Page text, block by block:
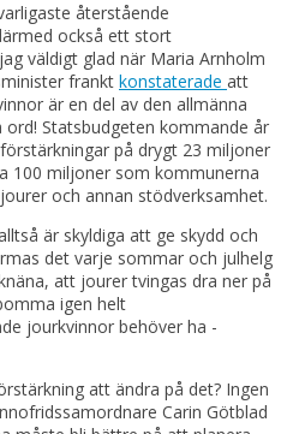
återstående
också ett stort
väldigt glad när Maria Arnholm
frankt konstaterade att
är en del av den allmänna
Statsbudgeten kommande år
på drygt 23 miljoner
100 miljoner som kommunerna
och annan stödverksamhet.
är skyldiga­ att ge skydd och
det varje sommar och julhelg
att jourer tvingas dra ner på
igen helt
jourkvinnor behöver ha
att ändra på det? Ingen
Carin Götblad